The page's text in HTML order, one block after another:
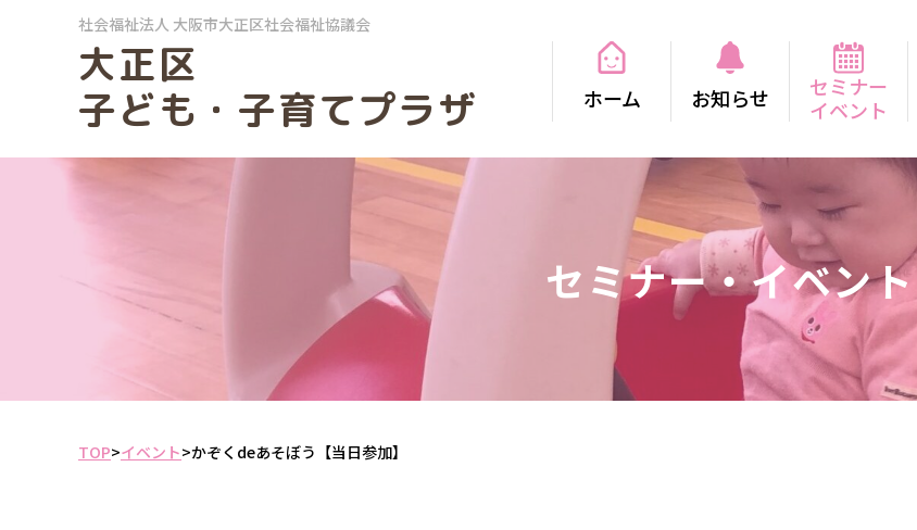
社会福祉法人 大阪市大正区社会福祉協議会
大正区
子ども・子育てプラザ
ホーム お知らせ
セミナー
イベント
セミナー・イベント
TOP>イベント>かぞくdeあそぼう【当日参加】